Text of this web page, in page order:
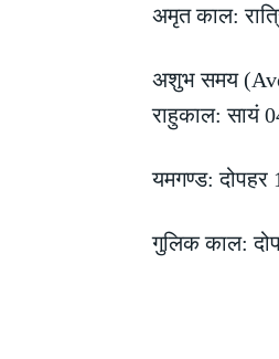
अमृत काल:
अशुभ समय
राहुकाल: सायं
यमगण्ड:
गुलिक काल: